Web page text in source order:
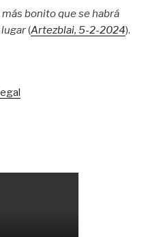
más bonito que se habrá
(Artezblai, 5-2-2024).